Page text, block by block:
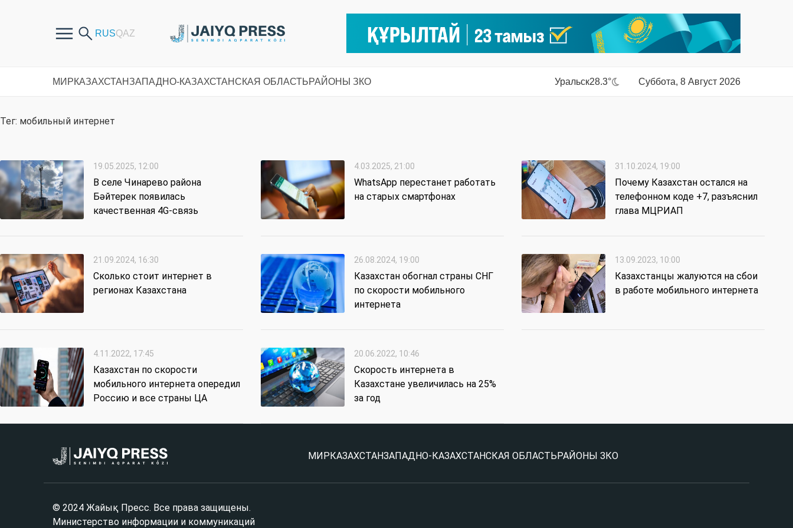
МИРКАЗАХСТАНЗАПАДНО-КАЗАХСТАНСКАЯ ОБЛАСТЬРАЙОНЫ ЗКО Уральск28.3° Суббота, 8 Август 2026
Тег: мобильный интернет
19.05.2025, 12:00
В селе Чинарево района
Бәйтерек появилась
качественная 4G-связь
4.03.2025, 21:00
WhatsApp перестанет работать
на старых смартфонах
31.10.2024, 19:00
Почему Казахстан остался на
телефонном коде +7, разъяснил
глава МЦРИАП
21.09.2024, 16:30
Сколько стоит интернет в
регионах Казахстана
26.08.2024, 19:00
Казахстан обогнал страны СНГ
по скорости мобильного
интернета
13.09.2023, 10:00
Казахстанцы жалуются на сбои
в работе мобильного интернета
4.11.2022, 17:45
Казахстан по скорости
мобильного интернета опередил
Россию и все страны ЦА
20.06.2022, 10:46
Скорость интернета в
Казахстане увеличилась на 25%
за год
МИР КАЗАХСТАНЗАПАДНО-КАЗАХСТАНСКАЯ ОБЛАСТЬ РАЙОНЫ ЗКО
© 2024 Жайық Пресс. Все права защищены.
Министерство информации и коммуникаций